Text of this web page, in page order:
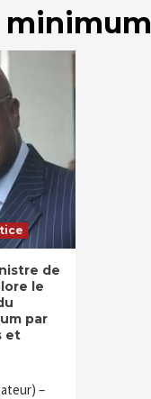
minimum
de
le
par
et
–